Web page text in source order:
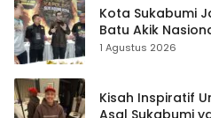
Kota Sukabumi
Batu Akik
1 Agustus 2026
Kisah Inspiratif
Asal Sukabumi